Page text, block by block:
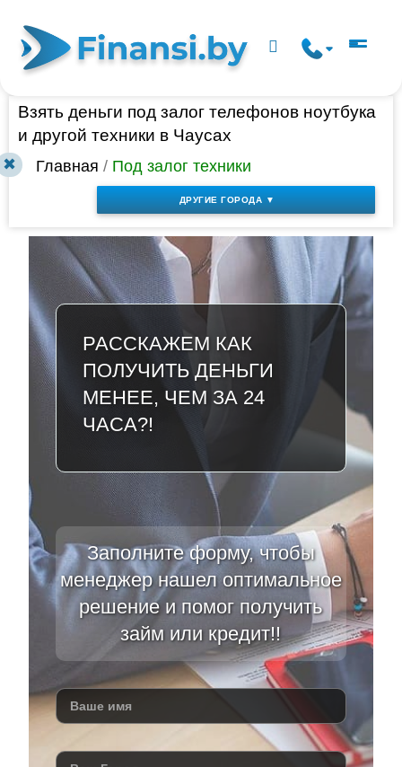
✖
Взять деньги под залог телефонов ноутбука
и другой техники в Чаусах
Главная / Под залог техники
ДРУГИЕ ГОРОДА ▼
РАССКАЖЕМ КАК
ПОЛУЧИТЬ ДЕНЬГИ
МЕНЕЕ, ЧЕМ ЗА 24
ЧАСА?!
Заполните форму, чтобы
менеджер нашел оптимальное
решение и помог получить
займ или кредит!!